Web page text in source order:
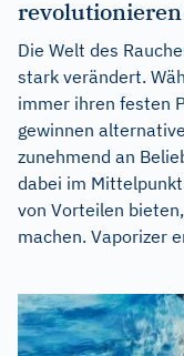
revolutionieren
Die Welt des
stark verändert.
immer ihren festen
gewinnen
zunehmend an
dabei im
von Vorteilen
machen. Vaporizer